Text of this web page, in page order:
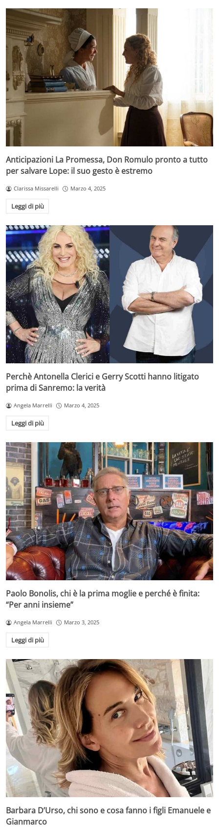
Anticipazioni La Promessa, Don Romulo pronto a tutto
per salvare Lope: il suo gesto è estremo
Clarissa Missarelli Marzo 4, 2025
Leggi di più
Perchè Antonella Clerici e Gerry Scotti hanno litigato
prima di Sanremo: la verità
Angela Marrelli Marzo 4, 2025
Leggi di più
Paolo Bonolis, chi è la prima moglie e perché è finita:
“Per anni insieme”
Angela Marrelli Marzo 3, 2025
Leggi di più
Barbara D’Urso, chi sono e cosa fanno i figli Emanuele e
Gianmarco